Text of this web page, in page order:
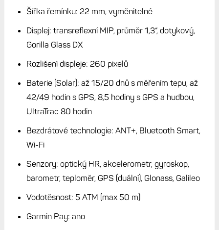
Šířka řemínku: 22 mm, vyměnitelné
Displej: transreflexní MIP, průměr 1,3“, dotykový,
Gorilla Glass DX
Rozlišení displeje: 260 pixelů
Baterie (Solar): až 15/20 dnů s měřením tepu, až
42/49 hodin s GPS, 8,5 hodiny s GPS a hudbou,
UltraTrac 80 hodin
Bezdrátové technologie: ANT+, Bluetooth Smart,
Wi-Fi
Senzory: optický HR, akcelerometr, gyroskop,
barometr, teploměr, GPS (duální), Glonass, Galileo
Vodotěsnost: 5 ATM (max 50 m)
Garmin Pay: ano